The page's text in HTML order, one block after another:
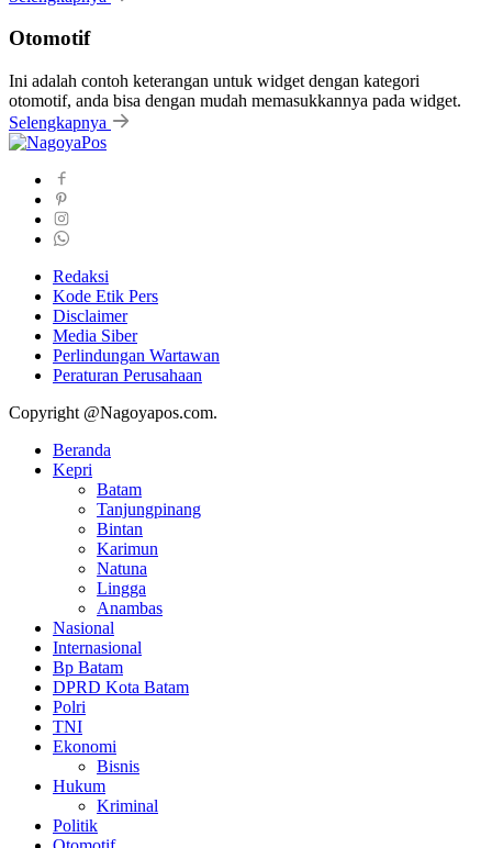
Otomotif
Ini adalah contoh keterangan untuk widget dengan kategori
otomotif, anda bisa dengan mudah memasukkannya pada widget.
Selengkapnya
Redaksi
Kode Etik Pers
Disclaimer
Media Siber
Perlindungan Wartawan
Peraturan Perusahaan
Copyright @Nagoyapos.com.
Beranda
Kepri
Batam
Tanjungpinang
Bintan
Karimun
Natuna
Lingga
Anambas
Nasional
Internasional
Bp Batam
DPRD Kota Batam
Polri
TNI
Ekonomi
Bisnis
Hukum
Kriminal
Politik